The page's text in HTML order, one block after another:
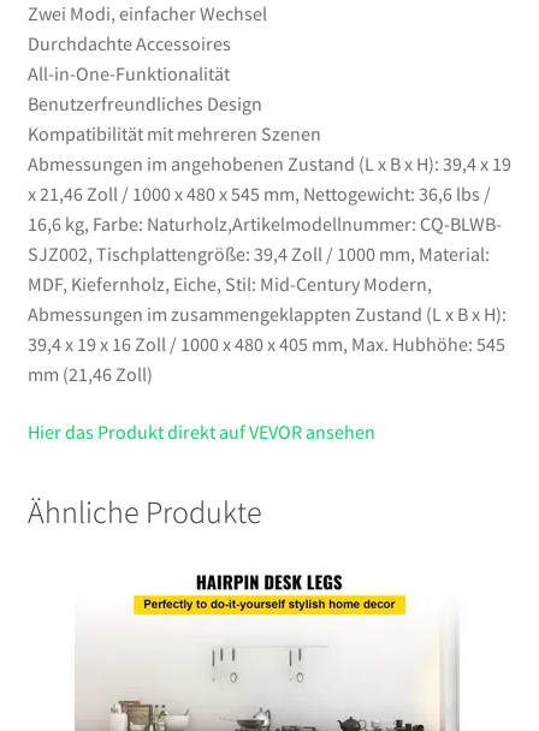
Zwei Modi, einfacher Wechsel
Durchdachte Accessoires
All-in-One-Funktionalität
Benutzerfreundliches Design
Kompatibilität mit mehreren Szenen
Abmessungen im angehobenen Zustand (L x B x H): 39,4 x 19
x 21,46 Zoll / 1000 x 480 x 545 mm, Nettogewicht: 36,6 lbs /
16,6 kg, Farbe: Naturholz,Artikelmodellnummer: CQ-BLWB-
SJZ002, Tischplattengröße: 39,4 Zoll / 1000 mm, Material:
MDF, Kiefernholz, Eiche, Stil: Mid-Century Modern,
Abmessungen im zusammengeklappten Zustand (L x B x H):
39,4 x 19 x 16 Zoll / 1000 x 480 x 405 mm, Max. Hubhöhe: 545
mm (21,46 Zoll)
Hier das Produkt direkt auf VEVOR ansehen
Ähnliche Produkte